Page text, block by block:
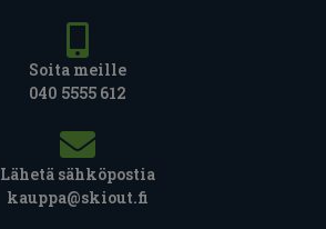
Soita meille
040 5555 612
Lähetä sähköpostia
kauppa@skiout.fi